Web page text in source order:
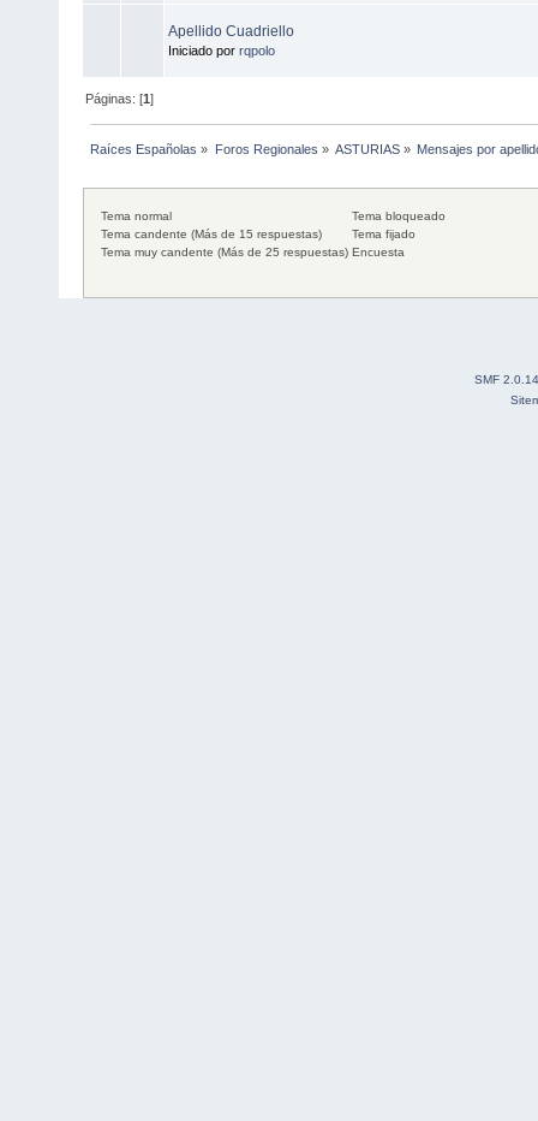
Apellido Cuadriello
Iniciado por rqpolo
Páginas: [1]
Raíces Españolas » Foros Regionales » ASTURIAS» Mensajes por
Tema normal
Tema candente (Más de 15 respuestas)
Tema muy candente (Más de 25 respuestas)
Tema bloqueado
Tema fijado
Encuesta
SMF 2.0.14